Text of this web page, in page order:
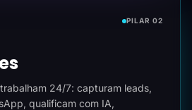
PILAR 02
24/7: capturam leads,
qualificam com IA,